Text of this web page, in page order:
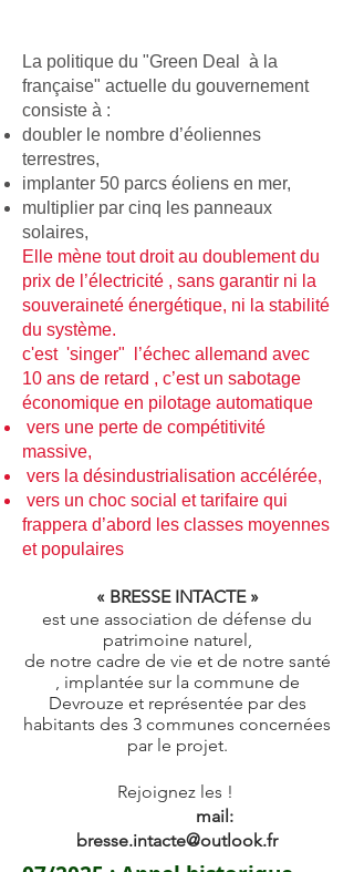
La politique du "Green Deal à la
française" actuelle du gouvernement
consiste à :
doubler le nombre d’éoliennes
terrestres,
implanter 50 parcs éoliens en mer,
multiplier par cinq les panneaux
solaires,
Elle mène tout droit au doublement du
prix de l’électricité , sans garantir ni la
souveraineté énergétique, ni la stabilité
du système.
c'est 'singer" l’échec allemand avec
10 ans de retard , c’est un sabotage
économique en pilotage automatique
vers une perte de compétitivité
massive,
vers la désindustrialisation accélérée,
vers un choc social et tarifaire qui
frappera d’abord les classes moyennes
et populaires
« BRESSE INTACTE »
est une association de défense du
patrimoine naturel,
de notre cadre de vie et de notre santé
, implantée sur la commune de
Devrouze et représentée par des
habitants des 3 communes concernées
par le projet.
Rejoignez les !
mail:
bresse.intacte@outlook.fr